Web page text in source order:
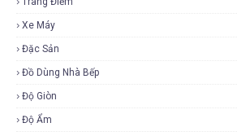
Xe Máy
Đặc Sản
Đồ Dùng Nhà Bếp
Độ Giòn
Độ Ẩm